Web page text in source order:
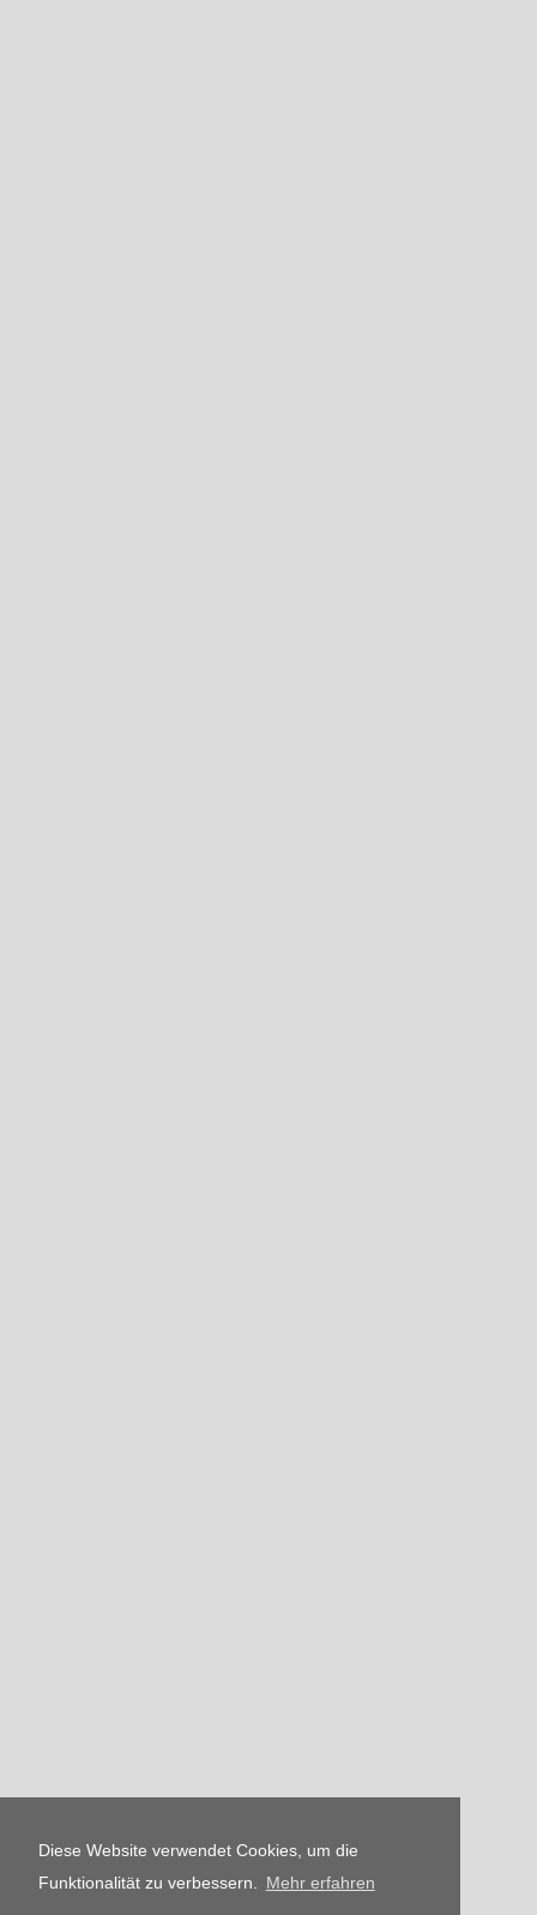
Diese Website verwendet Cookies, um die
Funktionalität zu verbessern.
Mehr erfahren